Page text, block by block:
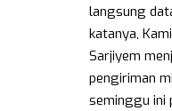
langsung
katanya,
Sarjiyem
pengiriman
seminggu ini